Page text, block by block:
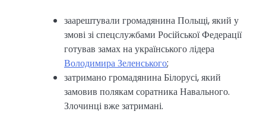
заарештували громадянина Польщі, який у
змові зі спецслужбами Російської Федерації
готував замах на українського лідера
Володимира Зеленського;
затримано громадянина Білорусі, який
замовив полякам соратника Навального.
Злочинці вже затримані.